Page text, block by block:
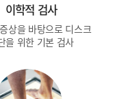
이학적 검사
상을 바탕으로 디스크
을 위한 기본 검사